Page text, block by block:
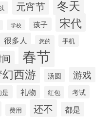
元宵节 冬天
学校 孩子 宋代
很多人 您的 手机
春节
西游 汤圆 游戏
是 礼物 红包 考试
费用 还不 都是